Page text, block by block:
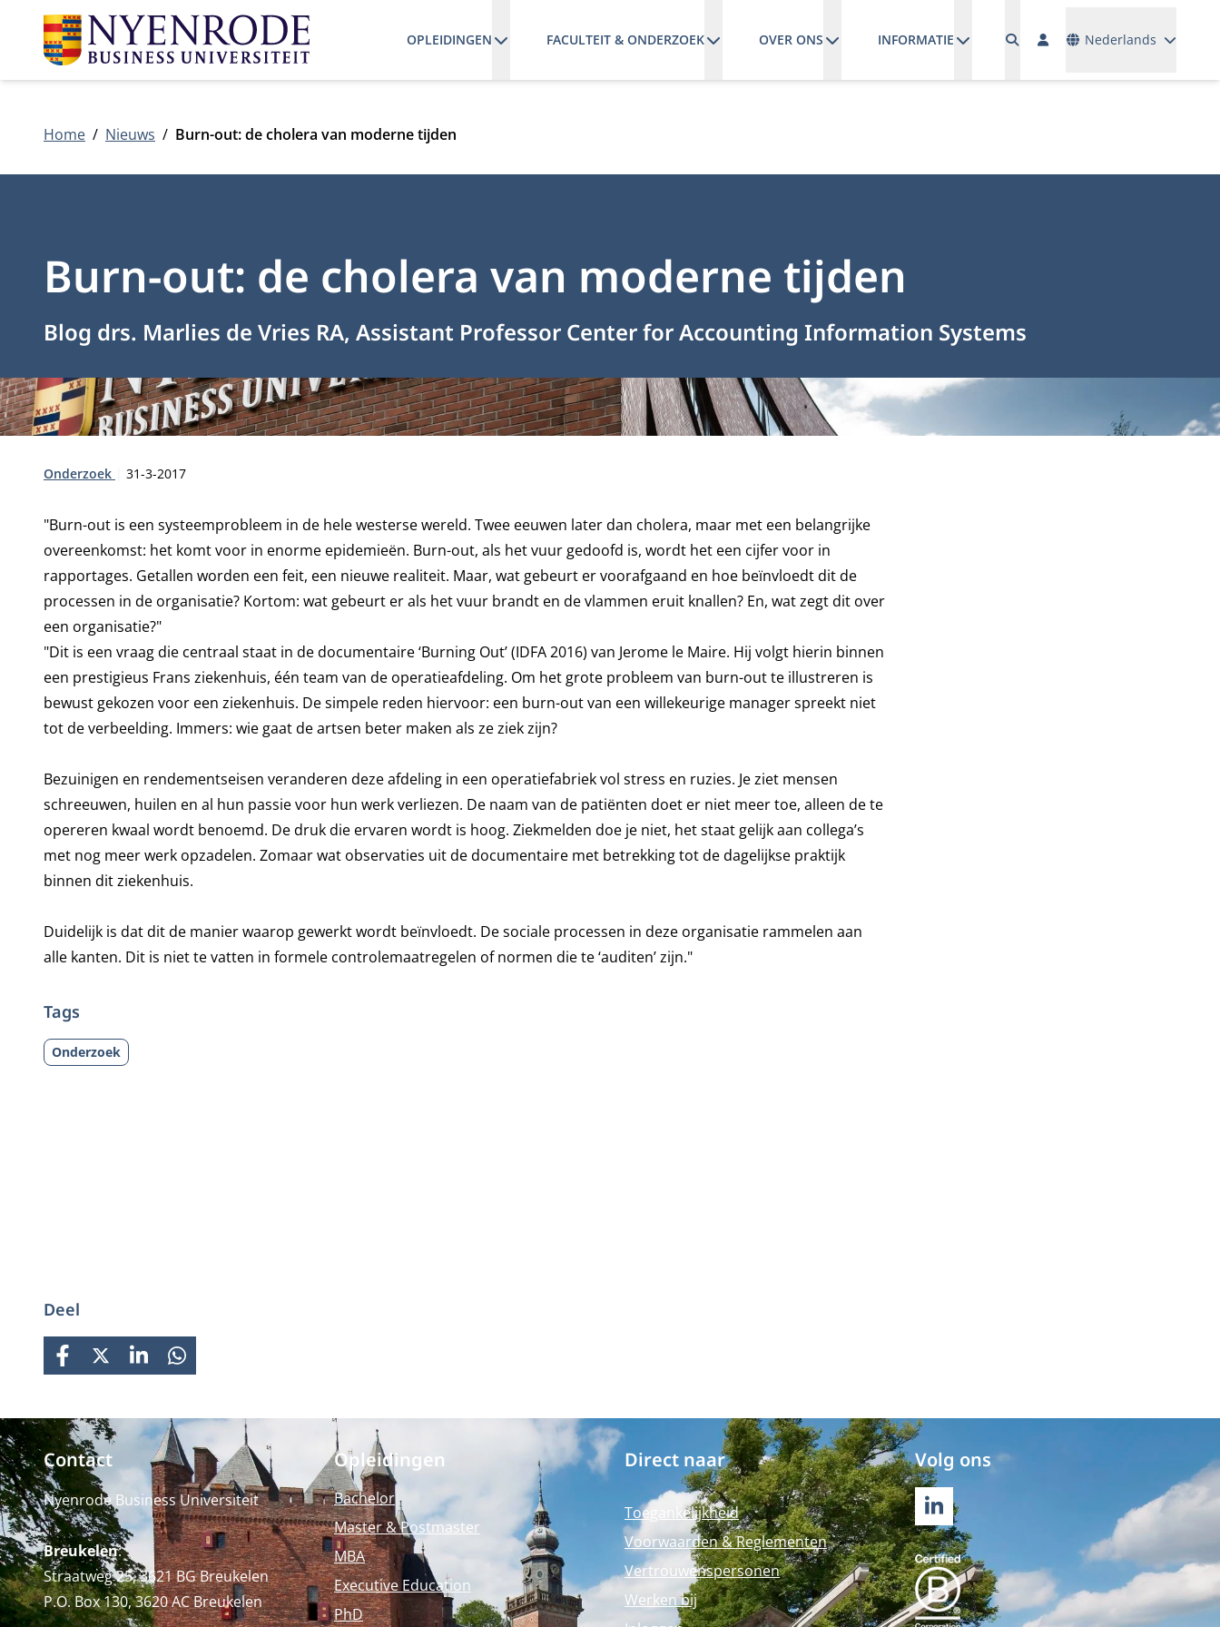
OPLEIDINGEN FACULTEIT & ONDERZOEK OVER ONS INFORMATIE Nederlands
Home Nieuws Burn-out: de cholera van moderne tijden
Burn-out: de cholera van moderne tijden
Blog drs. Marlies de Vries RA, Assistant Professor Center for Accounting Information Systems
Type:
Onderzoek Publicatiedatum:
31-3-2017
"Burn-out is een systeemprobleem in de hele westerse wereld. Twee eeuwen later dan cholera, maar met een belangrijke
overeenkomst: het komt voor in enorme epidemieën. Burn-out, als het vuur gedoofd is, wordt het een cijfer voor in
rapportages. Getallen worden een feit, een nieuwe realiteit. Maar, wat gebeurt er voorafgaand en hoe beïnvloedt dit de
processen in de organisatie? Kortom: wat gebeurt er als het vuur brandt en de vlammen eruit knallen? En, wat zegt dit over
een organisatie?"
"Dit is een vraag die centraal staat in de documentaire ‘Burning Out’ (IDFA 2016) van Jerome le Maire. Hij volgt hierin binnen
een prestigieus Frans ziekenhuis, één team van de operatieafdeling. Om het grote probleem van burn-out te illustreren is
bewust gekozen voor een ziekenhuis. De simpele reden hiervoor: een burn-out van een willekeurige manager spreekt niet
tot de verbeelding. Immers: wie gaat de artsen beter maken als ze ziek zijn?
Bezuinigen en rendementseisen veranderen deze afdeling in een operatiefabriek vol stress en ruzies. Je ziet mensen
schreeuwen, huilen en al hun passie voor hun werk verliezen. De naam van de patiënten doet er niet meer toe, alleen de te
opereren kwaal wordt benoemd. De druk die ervaren wordt is hoog. Ziekmelden doe je niet, het staat gelijk aan collega’s
met nog meer werk opzadelen. Zomaar wat observaties uit de documentaire met betrekking tot de dagelijkse praktijk
binnen dit ziekenhuis.
Duidelijk is dat dit de manier waarop gewerkt wordt beïnvloedt. De sociale processen in deze organisatie rammelen aan
alle kanten. Dit is niet te vatten in formele controlemaatregelen of normen die te ‘auditen’ zijn."
Tags
Onderzoek
Deel
FACEBOOK
X LINKEDINWHATSAPP
Contact
Nyenrode Business Universiteit
Breukelen:
Straatweg 25, 3621 BG Breukelen
P.O. Box 130, 3620 AC Breukelen
Opleidingen
Bachelor
Master & Postmaster
MBA
Executive Education
PhD
Direct naar
Toegankelijkheid
Voorwaarden & Reglementen
Vertrouwenspersonen
Werken bij
Volg ons
LINKEDIN